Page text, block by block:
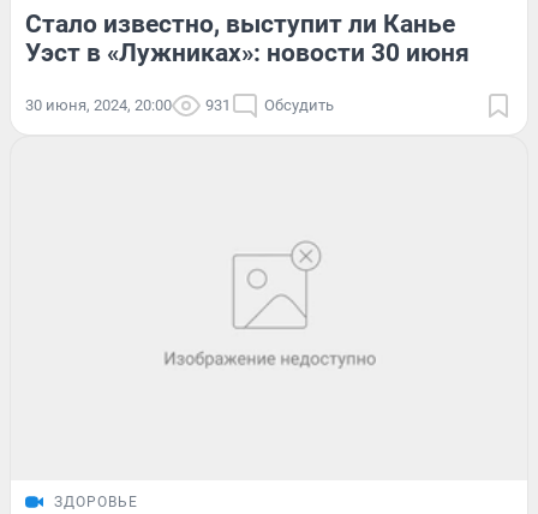
Стало известно, выступит ли Канье
Уэст в «Лужниках»: новости 30 июня
30 июня, 2024, 20:00 931 Обсудить
ЗДОРОВЬЕ